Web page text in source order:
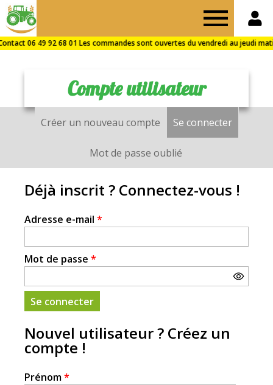
Fermes
de
Compte utilisateur
OngletsCréer un nouveau compte Se connecter(onglet
Mot de passe oublié
Déjà inscrit ? Connectez-vous !
Adresse e-mail *
Mot de passe *
Nouvel utilisateur ? Créez un
compte !
Prénom*